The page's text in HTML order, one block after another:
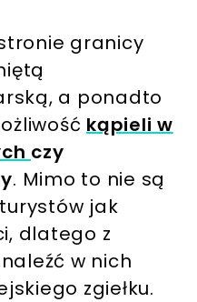
granicy
a ponadto
kąpieli w
czy
. Mimo to nie są
jak
dlatego z
w nich
zgiełku.